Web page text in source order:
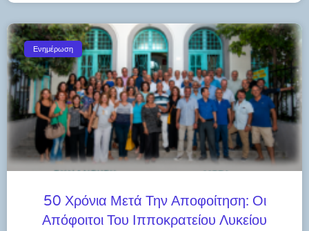
Ενημέρωση
50 Χρόνια Μετά Την Αποφοίτηση: Οι
Απόφοιτοι Του Ιπποκρατείου Λυκείου